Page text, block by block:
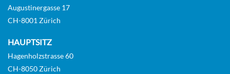
Augustinergasse 17
CH-8001 Zürich
HAUPTSITZ
Hagenholzstrasse 60
CH-8050 Zürich